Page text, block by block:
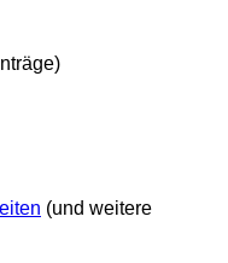
(und weitere